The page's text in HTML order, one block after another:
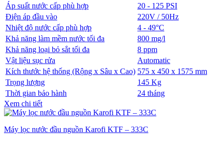
Áp suất nước cấp phù hợp
20 - 125 PSI
Điện áp đầu vào
220V / 50Hz
Nhiệt độ nước cấp phù hợp
4 - 49°C
Khả năng làm mềm nước tối đa
800 mg/l
Khả năng loại bỏ sắt tối đa
8 ppm
Vật liệu sục rửa
Automatic
Kích thước hệ thống (Rộng x Sâu x Cao) 575 x 450 x 1575 mm
Trọng lượng
145 Kg
Thời gian bảo hành
24 tháng
Xem chi tiết
Máy lọc nước đầu nguồn Karofi KTF – 333C